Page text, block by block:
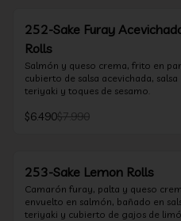
252-Sake Furay
Rolls
Salmón y queso crema, frito en
cubierto de salsa acevichada, salsa
teriyaki y toques de sesamo.
$6.490$7.990
253-Sake Lemon Rolls
Camarón furay, palta y queso
envuelto en salmón, bañado en
teriyaki y cubierto de gajos de